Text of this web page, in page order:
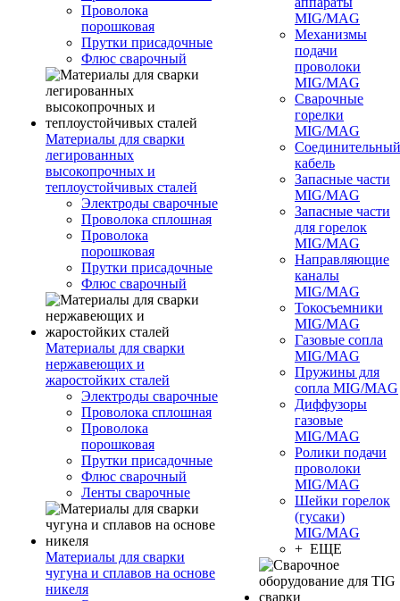
Проволока
порошковая
Прутки присадочные
Флюс сварочный
Материалы для сварки
легированных
высокопрочных и
теплоустойчивых сталей
Электроды сварочные
Проволока сплошная
Проволока
порошковая
Прутки присадочные
Флюс сварочный
Материалы для сварки
нержавеющих и
жаростойких сталей
Электроды сварочные
Проволока сплошная
Проволока
порошковая
Прутки присадочные
Флюс сварочный
Ленты сварочные
Материалы для сварки
чугуна и сплавов на основе
никеля
MIG/MAG
Механизмы
подачи
проволоки
MIG/MAG
Сварочные
горелки
MIG/MAG
Соединительный
кабель
Запасные части
MIG/MAG
Запасные части
для горелок
MIG/MAG
Направляющие
каналы
MIG/MAG
Токосъемники
MIG/MAG
Газовые сопла
MIG/MAG
Пружины для
сопла MIG/MAG
Диффузоры
газовые
MIG/MAG
Ролики подачи
проволоки
MIG/MAG
Шейки горелок
(гусаки)
MIG/MAG
+ ЕЩЕ